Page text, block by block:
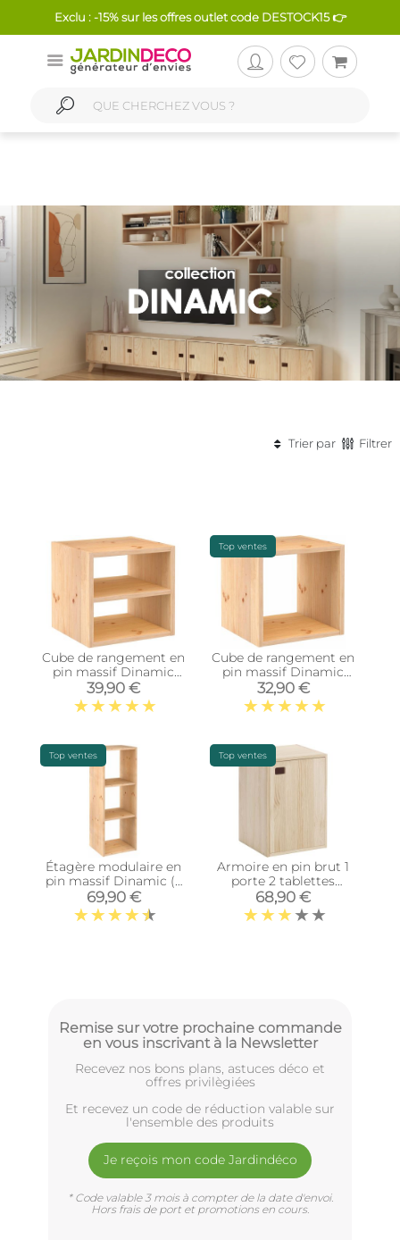
Exclu : -15% sur les offres outlet code DESTOCK15 👉
Trier par Filtrer
Cube de rangement en
pin massif Dinamic
(Tablette
intermédiaire)
39,90 €
Top ventes
Cube de rangement en
pin massif Dinamic
(Simple)
32,90 €
Top ventes
Étagère modulaire en
pin massif Dinamic (3
tablettes)
69,90 €
Top ventes
Armoire en pin brut 1
porte 2 tablettes
Dinamic
68,90 €
Remise sur votre prochaine commande
en vous inscrivant à la Newsletter
Recevez nos bons plans, astuces déco et
offres privilègiées
Et recevez un code de réduction valable sur
l'ensemble des produits
Je reçois mon code Jardindéco
* Code valable 3 mois à compter de la date d'envoi.
Hors frais de port et promotions en cours.